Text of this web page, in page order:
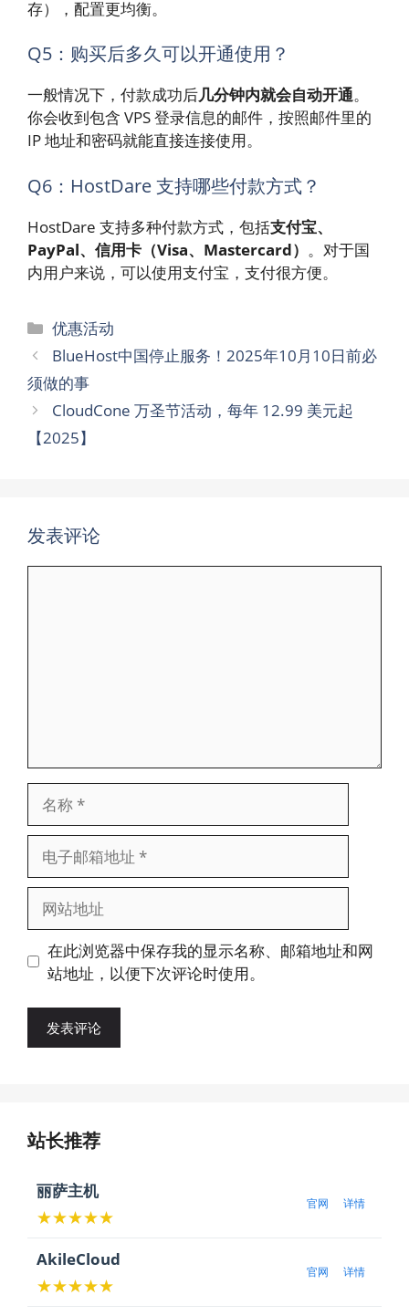
存），配置更均衡。
Q5：购买后多久可以开通使用？
一般情况下，付款成功后几分钟内就会自动开通。
你会收到包含 VPS 登录信息的邮件，按照邮件里的
IP 地址和密码就能直接连接使用。
Q6：HostDare 支持哪些付款方式？
HostDare 支持多种付款方式，包括支付宝、
PayPal、信用卡（Visa、Mastercard） 。对于国
内用户来说，可以使用支付宝，支付很方便。
分
类
优惠活动
BlueHost中国停止服务！2025年10月10日前必
须做的事
CloudCone 万圣节活动，每年 12.99 美元起
【2025】
发表评论
邮
地
址
址
在此浏览器中保存我的显示名称、邮箱地址和网
站地址，以便下次评论时使用。
站长推荐
丽萨主机
★★★★★
官网 详情
AkileCloud
★★★★★
官网 详情